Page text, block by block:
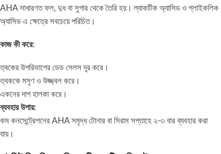
AHA সাধারণত ফল, দুধ বা সুগার থেকে তৈরি হয়। ল্যাকটিক অ্যাসিড ও গ্লাইকলিক
অ্যাসিড এ ক্ষেত্রে সবচেয়ে পরিচিত।
কাজ কী করে:
ত্বকের উপরিভাগের ডেড সেলস দূর করে।
ত্বককে মসৃণ ও উজ্জ্বল করে।
একনের দাগ হালকা করে।
ব্যবহার উপায়:
কম কনসেন্ট্রেশনের AHA সমৃদ্ধ টোনার বা সিরাম সপ্তাহে ২-৩ বার ব্যবহার করা
যায়।